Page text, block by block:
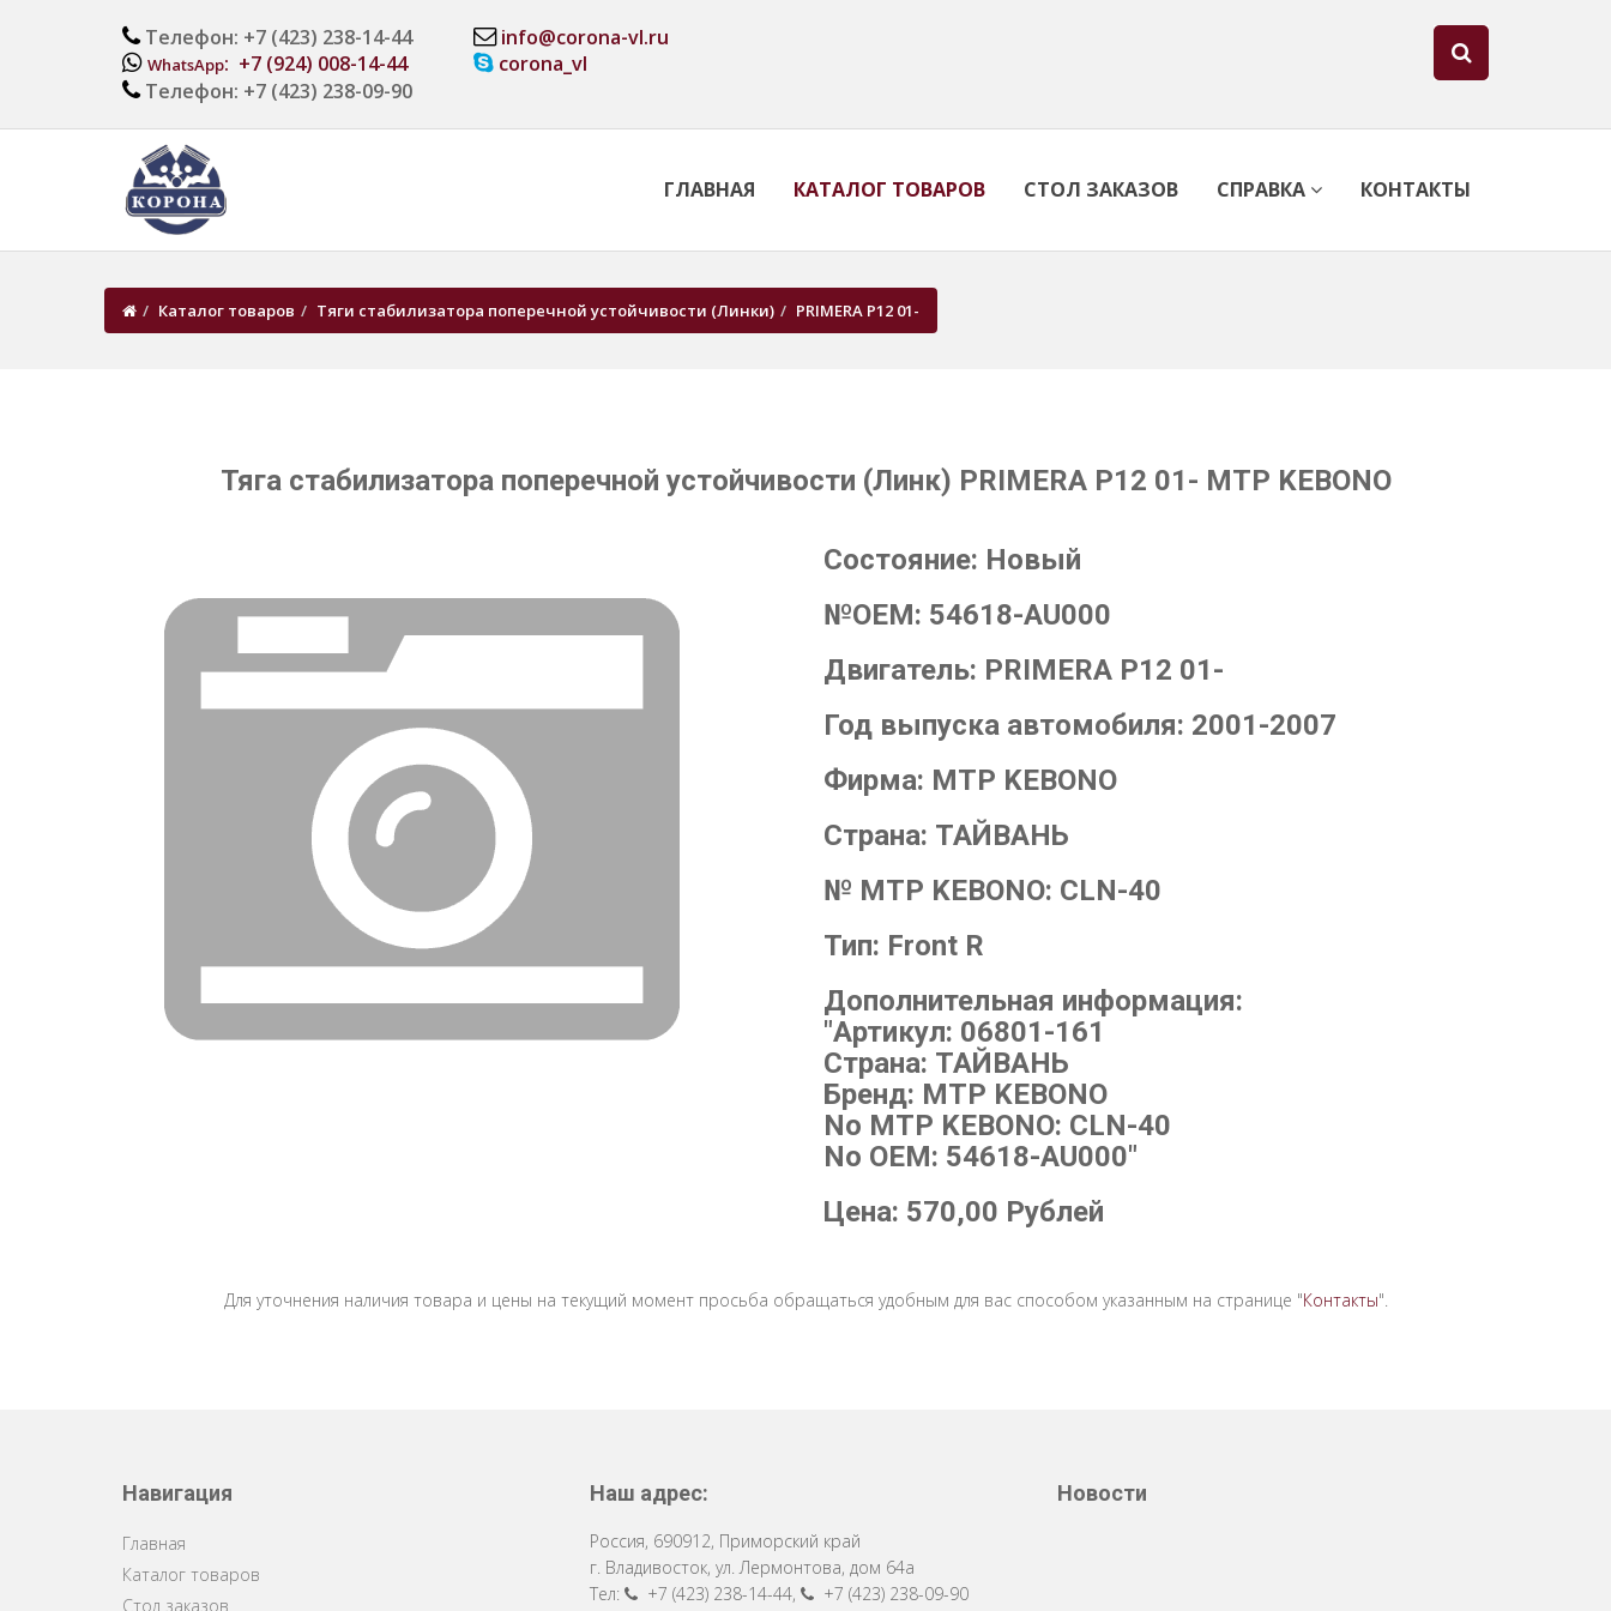
Телефон: +7 (423) 238-14-44
WhatsApp: +7 (924) 008-14-44
Телефон: +7 (423) 238-09-90
info@corona-vl.ru
corona_vl
ГЛАВНАЯ КАТАЛОГ ТОВАРОВ СТОЛ ЗАКАЗОВ СПРАВКА КОНТАКТЫ
Каталог товаров Тяги стабилизатора поперечной устойчивости (Линки) PRIMERA P12 01-
Тяга стабилизатора поперечной устойчивости (Линк) PRIMERA P12 01- MTP KEBONO
Состояние: Новый
№OEM: 54618-AU000
Двигатель: PRIMERA P12 01-
Год выпуска автомобиля: 2001-2007
Фирма: MTP KEBONO
Страна: ТАЙВАНЬ
№ MTP KEBONO: CLN-40
Тип: Front R
Дополнительная информация:
"Артикул: 06801-161
Страна: ТАЙВАНЬ
Бренд: MTP KEBONO
No MTP KEBONO: CLN-40
No OEM: 54618-AU000"
Цена: 570,00 Рублей
Для уточнения наличия товара и цены на текущий момент просьба обращаться удобным для вас способом указанным на странице "Контакты".
Навигация
Главная
Каталог товаров
Стол заказов
Наш адрес:
Россия, 690912, Приморский край
г. Владивосток, ул. Лермонтова, дом 64a
Тел:
+7 (423) 238-14-44,
+7 (423) 238-09-90
Новости